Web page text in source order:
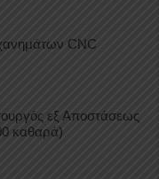
CNC
εξ Αποστάσεως
καθαρά)